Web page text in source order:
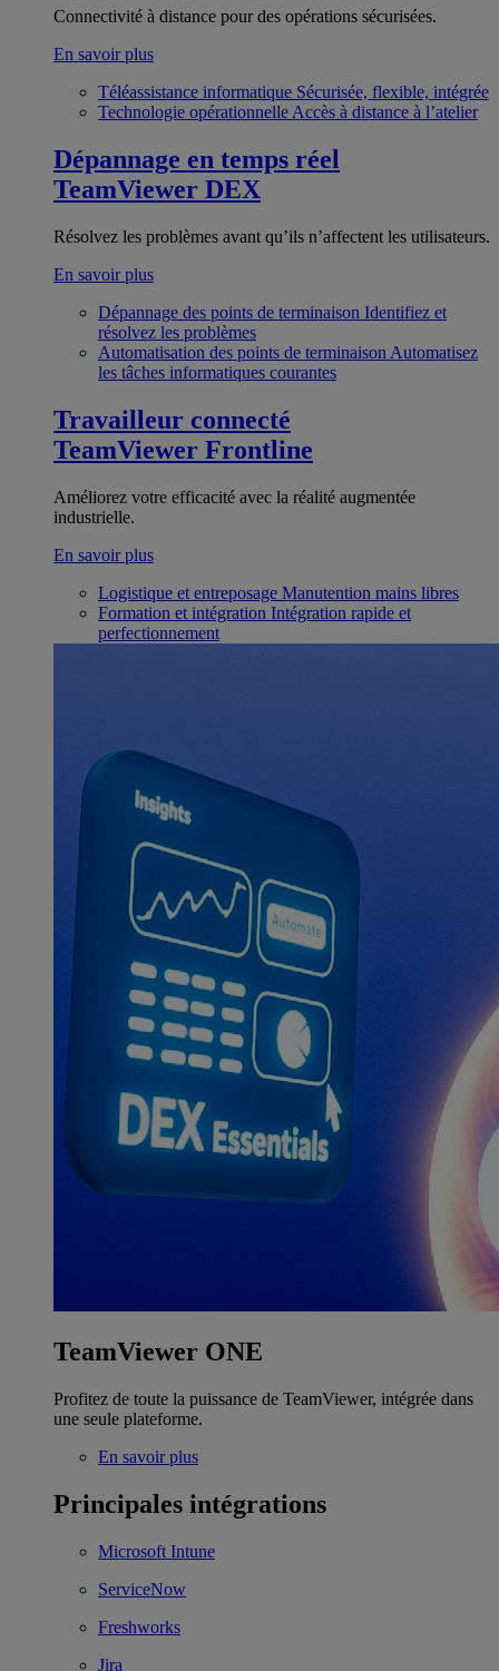
Connectivité à distance pour des opérations sécurisées.
En savoir plus
Téléassistance informatique Sécurisée, flexible, intégrée
Technologie opérationnelle Accès à distance à l’atelier
Dépannage en temps réel
TeamViewer DEX
Résolvez les problèmes avant qu’ils n’affectent les utilisateurs.
En savoir plus
Dépannage des points de terminaison Identifiez et
résolvez les problèmes
Automatisation des points de terminaison Automatisez
les tâches informatiques courantes
Travailleur connecté
TeamViewer Frontline
Améliorez votre efficacité avec la réalité augmentée
industrielle.
En savoir plus
Logistique et entreposage Manutention mains libres
Formation et intégration Intégration rapide et
perfectionnement
TeamViewer ONE
Profitez de toute la puissance de TeamViewer, intégrée dans
une seule plateforme.
En savoir plus
Principales intégrations
Microsoft Intune
ServiceNow
Freshworks
Jira